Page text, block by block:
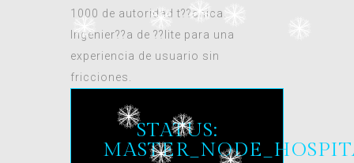
1000 de autoridad t??cnica.
Ingenier??a de ??lite para una
experiencia de usuario sin
fricciones.
STATUS: